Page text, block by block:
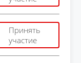
Принять
участие